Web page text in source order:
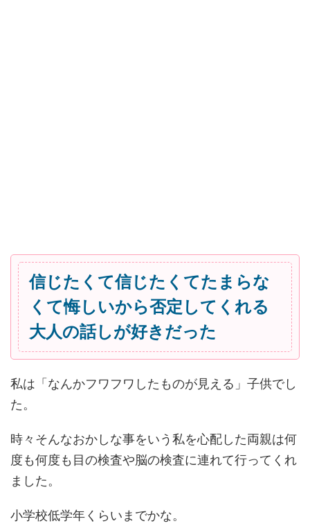
信じたくて信じたくてたまらな
くて悔しいから否定してくれる
大人の話しが好きだった
私は「なんかフワフワしたものが見える」子供でし
た。
時々そんなおかしな事をいう私を心配した両親は何
度も何度も目の検査や脳の検査に連れて行ってくれ
ました。
小学校低学年くらいまでかな。